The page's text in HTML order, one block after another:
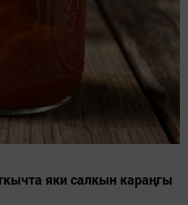
яки салкын караңгы